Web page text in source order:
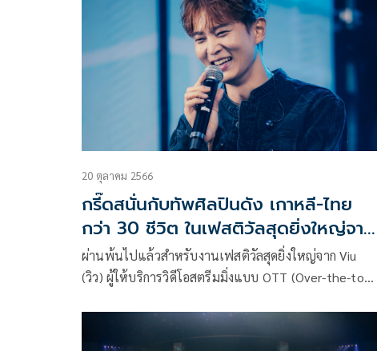
#CherryMagicTH พุ่งติดเทรนด์ X อันดับ 1 ใน
ประเทศไทย, อินโดนีเซีย, ฟิลิปปินส์, สิงคโปร์ และอันดับ
อื่นๆ อีกหลายพื้นที่ ในทุก EP. ที่ออกอากาศ
20 ตุลาคม 2566
กรี๊ดสนั่นกับทัพศิลปินดัง เกาหลี-ไทย
กว่า 30 ชีวิต ในเฟสติวัลสุดยิ่งใหญ่จาก
'Viu'
ผ่านพ้นไปแล้วสำหรับงานเฟสติวัลสุดยิ่งใหญ่จาก Viu
(วิว) ผู้ให้บริการวิดีโอสตรีมมิ่งแบบ OTT (Over-the-top)
งานเฟสติวัล “Viu Scream Dates” เทศกาลงานกรี๊ด รวม
แฟนมีตแห่งชาติ! ที่รวมเหล่าศิลปินและนักแสดงจากทั้ง